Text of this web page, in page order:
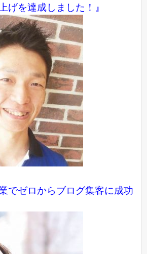
げを達成しました！』
でゼロからブログ集客に成功